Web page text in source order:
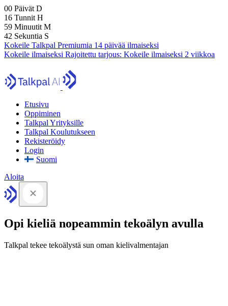
00 Päivät D
16 Tunnit H
59 Minuutit M
41 Sekuntia S
Kokeile Talkpal Premiumia 14 päivää ilmaiseksi
Kokeile ilmaiseksi Rajoitettu tarjous: Kokeile ilmaiseksi 2 viikkoa
Etusivu
Oppiminen
Talkpal Yrityksille
Talkpal Koulutukseen
Rekisteröidy
Login
Suomi
Aloita
Opi kieliä nopeammin tekoälyn avulla
Talkpal tekee tekoälystä sun oman kielivalmentajan